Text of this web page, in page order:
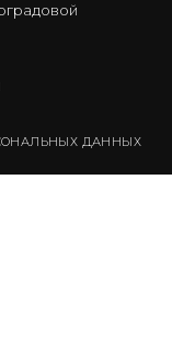
ДАННЫХ